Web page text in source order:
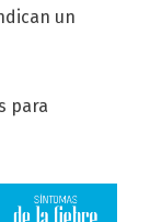
un
para